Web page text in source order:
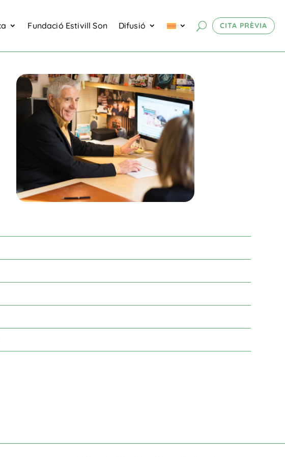
Fundació Estivill Son Difusió CITA PRÈVIA